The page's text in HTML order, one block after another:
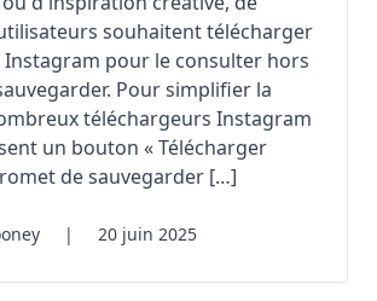
souhaitent télécharger
pour le consulter hors
Pour simplifier la
téléchargeurs Instagram
un bouton « Télécharger
de sauvegarder […]
| 20 juin 2025